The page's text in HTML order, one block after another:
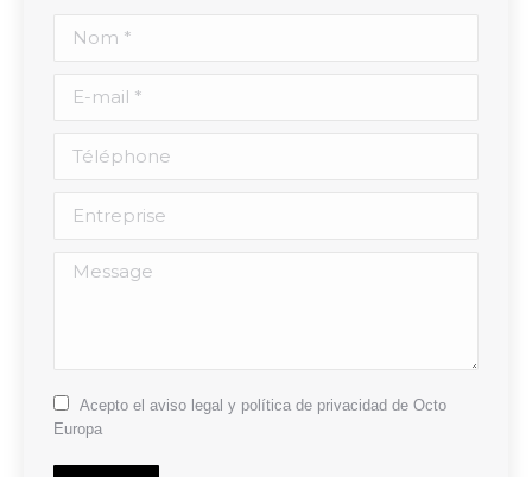
Message
Acepto el aviso legal y política de privacidad de Octo
Europa